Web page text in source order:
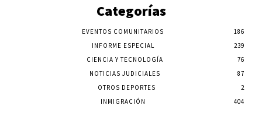
Categorías
EVENTOS COMUNITARIOS
186
INFORME ESPECIAL
239
CIENCIA Y TECNOLOGÍA
76
NOTICIAS JUDICIALES
87
OTROS DEPORTES
2
INMIGRACIÓN
404